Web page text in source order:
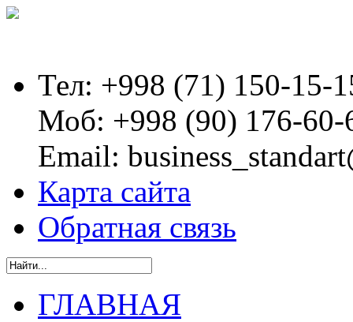
Тел: +998 (71) 150-15-
Моб: +998 (90) 176-60-
Email:
Карта сайта
Обратная связь
ГЛАВНАЯ